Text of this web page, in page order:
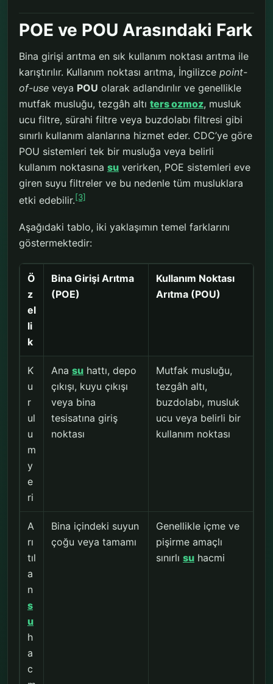
POE ve POU Arasındaki Fark
Bina girişi arıtma en sık kullanım noktası arıtma ile
karıştırılır. Kullanım noktası arıtma, İngilizce point-
of-use veya POU olarak adlandırılır ve genellikle
mutfak musluğu, tezgâh altı ters ozmoz, musluk
ucu filtre, sürahi filtre veya buzdolabı filtresi gibi
sınırlı kullanım alanlarına hizmet eder. CDC’ye göre
POU sistemleri tek bir musluğa veya belirli
kullanım noktasına su verirken, POE sistemleri eve
giren suyu filtreler ve bu nedenle tüm musluklara
etki edebilir.[3]
Aşağıdaki tablo, iki yaklaşımın temel farklarını
göstermektedir:
Ö
z
el
li
k
Bina Girişi Arıtma
(POE)
Kullanım Noktası
Arıtma (POU)
K
u
r
ul
u
m
y
e
ri
Ana su hattı, depo
çıkışı, kuyu çıkışı
veya bina
tesisatına giriş
noktası
Mutfak musluğu,
tezgâh altı,
buzdolabı, musluk
ucu veya belirli bir
kullanım noktası
A
rı
tıl
a
n
s
u
h
a
c
Bina içindeki suyun
çoğu veya tamamı
Genellikle içme ve
pişirme amaçlı
sınırlı su hacmi